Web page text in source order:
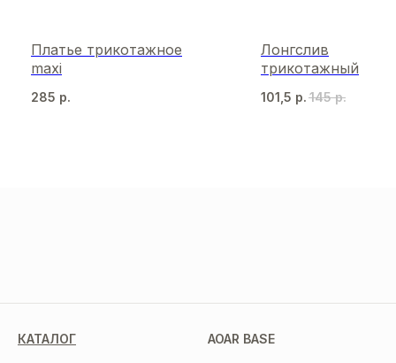
Платье трикотажное
maxi
285 р.
Лонгслив
трикотажный
101,5 р. 145 р.
КАТАЛОГ AOAR BASE